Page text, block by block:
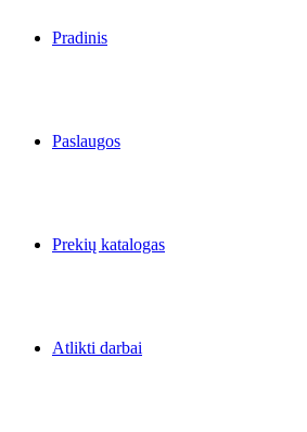
Pradinis
Paslaugos
Prekių katalogas
Atlikti darbai